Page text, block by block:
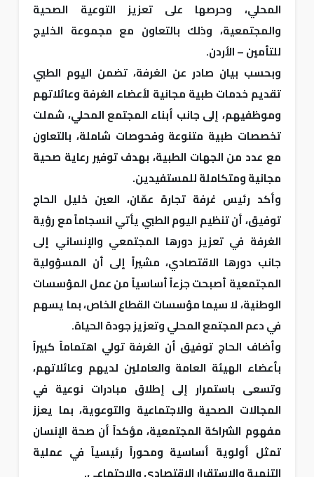
المحلي، وحرصها على تعزيز التوعية الصحية
والمجتمعية، وذلك بالتعاون مع مجموعة الخليج
للتأمين – الأردن.
وبحسب بيان صادر عن الغرفة، تضمن اليوم الطبي
تقديم خدمات طبية مجانية لأعضاء الغرفة وعائلاتهم
وموظفيهم، إلى جانب أبناء المجتمع المحلي، شملت
تخصصات طبية متنوعة وفحوصات شاملة، بالتعاون
مع عدد من الجهات الطبية، بهدف توفير رعاية صحية
مجانية ومتكاملة للمستفيدين.
وأكد رئيس غرفة تجارة عمّان، العين خليل الحاج
توفيق، أن تنظيم اليوم الطبي يأتي انسجاماً مع رؤية
الغرفة في تعزيز دورها المجتمعي والإنساني إلى
جانب دورها الاقتصادي، مشيراً إلى أن المسؤولية
المجتمعية أصبحت جزءاً أساسياً من عمل المؤسسات
الوطنية، لا سيما مؤسسات القطاع الخاص، بما يسهم
في دعم المجتمع المحلي وتعزيز جودة الحياة.
وأضاف الحاج توفيق أن الغرفة تولي اهتماماً كبيراً
بأعضاء الهيئة العامة والعاملين لديهم وعائلاتهم،
وتسعى باستمرار إلى إطلاق مبادرات نوعية في
المجالات الصحية والاجتماعية والتوعوية، بما يعزز
مفهوم الشراكة المجتمعية، مؤكداً أن صحة الإنسان
تمثل أولوية أساسية ومحوراً رئيسياً في عملية